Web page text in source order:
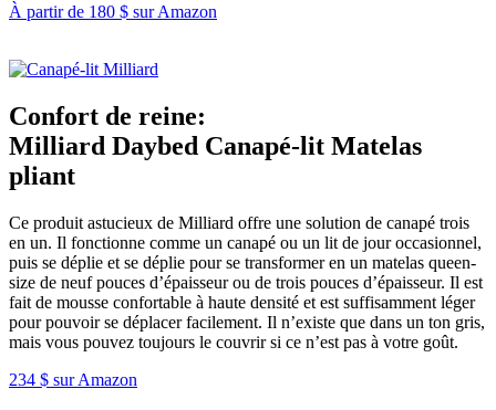
À partir de 180 $ sur Amazon
Confort de reine:
Milliard Daybed Canapé-lit Matelas
pliant
Ce produit astucieux de Milliard offre une solution de canapé trois
en un. Il fonctionne comme un canapé ou un lit de jour occasionnel,
puis se déplie et se déplie pour se transformer en un matelas queen-
size de neuf pouces d’épaisseur ou de trois pouces d’épaisseur. Il est
fait de mousse confortable à haute densité et est suffisamment léger
pour pouvoir se déplacer facilement. Il n’existe que dans un ton gris,
mais vous pouvez toujours le couvrir si ce n’est pas à votre goût.
234 $ sur Amazon